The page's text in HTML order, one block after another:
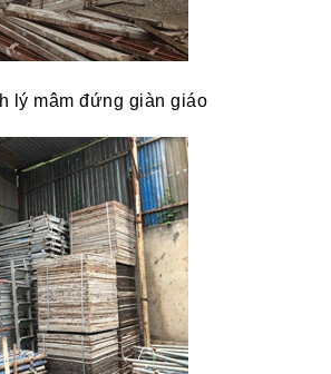
lý mâm đứng giàn giáo